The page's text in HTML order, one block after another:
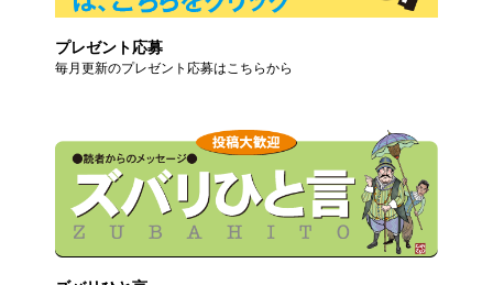
プレゼント応募
毎月更新のプレゼント応募はこちらから